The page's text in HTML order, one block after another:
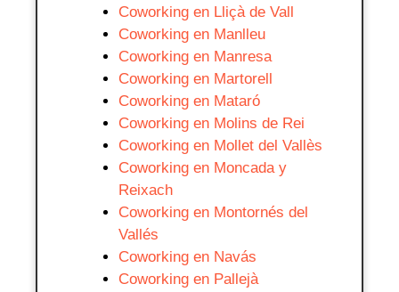
Coworking en Lliçà de Vall
Coworking en Manlleu
Coworking en Manresa
Coworking en Martorell
Coworking en Mataró
Coworking en Molins de Rei
Coworking en Mollet del Vallès
Coworking en Moncada y
Reixach
Coworking en Montornés del
Vallés
Coworking en Navás
Coworking en Pallejà